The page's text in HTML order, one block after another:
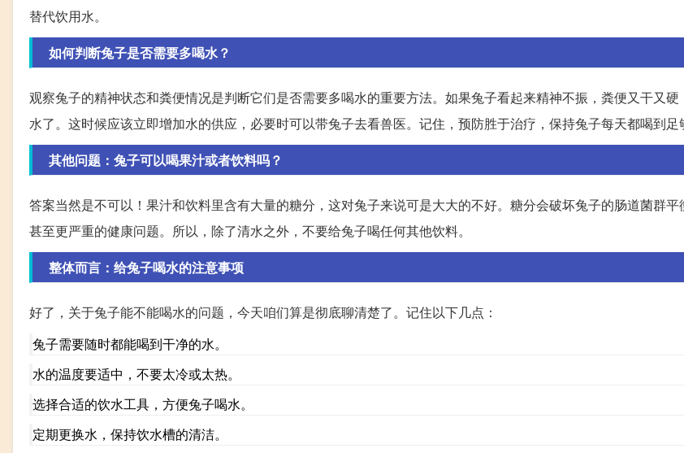
替代饮用水。
如何判断兔子是否需要多喝水？
观察兔子的精神状态和粪便情况是判断它们是否需要多喝水的重要方法。如果兔子看起来精神不振，粪便又干又
水了。这时候应该立即增加水的供应，必要时可以带兔子去看兽医。记住，预防胜于治疗，保持兔子每天都喝到足
其他问题：兔子可以喝果汁或者饮料吗？
答案当然是不可以！果汁和饮料里含有大量的糖分，这对兔子来说可是大大的不好。糖分会破坏兔子的肠道菌群平
甚至更严重的健康问题。所以，除了清水之外，不要给兔子喝任何其他饮料。
整体而言：给兔子喝水的注意事项
好了，关于兔子能不能喝水的问题，今天咱们算是彻底聊清楚了。记住以下几点：
兔子需要随时都能喝到干净的水。
水的温度要适中，不要太冷或太热。
选择合适的饮水工具，方便兔子喝水。
定期更换水，保持饮水槽的清洁。